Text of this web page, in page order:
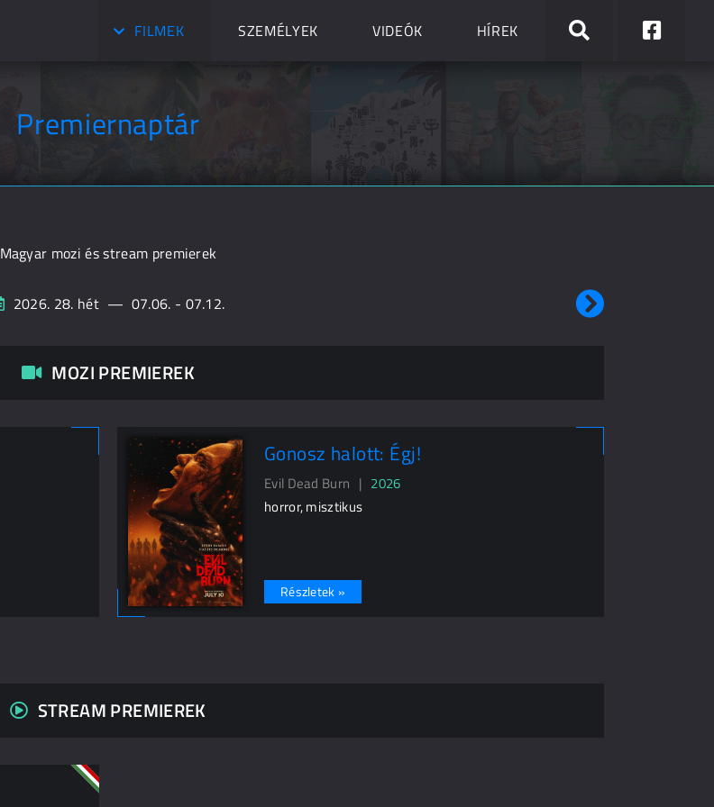
FILMEK SZEMÉLYEK VIDEÓK HÍREK
Premiernaptár
Magyar mozi és stream premierek
2026. 28. hét — 07.06. - 07.12.
MOZI PREMIEREK
Gonosz halott: Égj!
Evil Dead Burn | 2026
horror, misztikus
Részletek »
STREAM PREMIEREK